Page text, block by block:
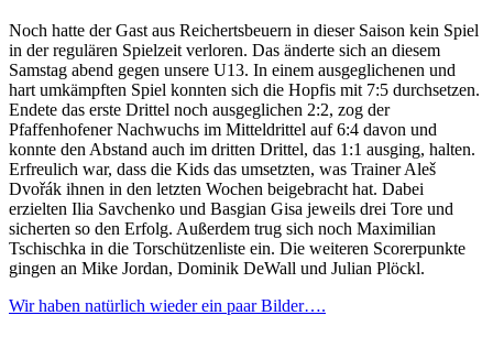
Noch hatte der Gast aus Reichertsbeuern in dieser Saison kein Spiel
in der regulären Spielzeit verloren. Das änderte sich an diesem
Samstag abend gegen unsere U13. In einem ausgeglichenen und
hart umkämpften Spiel konnten sich die Hopfis mit 7:5 durchsetzen.
Endete das erste Drittel noch ausgeglichen 2:2, zog der
Pfaffenhofener Nachwuchs im Mitteldrittel auf 6:4 davon und
konnte den Abstand auch im dritten Drittel, das 1:1 ausging, halten.
Erfreulich war, dass die Kids das umsetzten, was Trainer Aleš
Dvořák ihnen in den letzten Wochen beigebracht hat. Dabei
erzielten Ilia Savchenko und Basgian Gisa jeweils drei Tore und
sicherten so den Erfolg. Außerdem trug sich noch Maximilian
Tschischka in die Torschützenliste ein. Die weiteren Scorerpunkte
gingen an Mike Jordan, Dominik DeWall und Julian Plöckl.
Wir haben natürlich wieder ein paar Bilder….